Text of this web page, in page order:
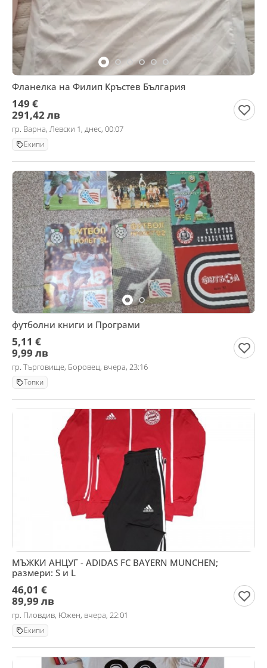
Фланелка на Филип Кръстев България
149 €
291,42 лв
гр. Варна, Левски 1, днес, 00:07
Екипи
футболни книги и Програми
5,11 €
9,99 лв
гр. Търговище, Боровец, вчера, 23:16
Топки
МЪЖКИ АНЦУГ - ADIDAS FC BAYERN MUNCHEN;
размери: S и L
46,01 €
89,99 лв
гр. Пловдив, Южен, вчера, 22:01
Екипи